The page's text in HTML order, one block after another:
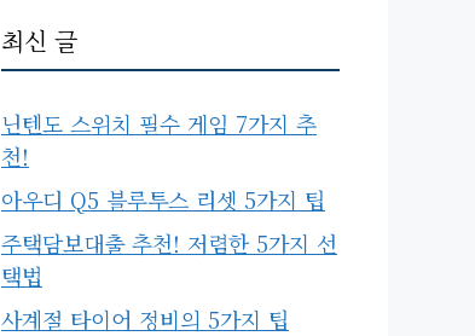
최신 글
닌텐도 스위치 필수 게임 7가지 추
천!
아우디 Q5 블루투스 리셋 5가지 팁
주택담보대출 추천! 저렴한 5가지 선
택법
사계절 타이어 정비의 5가지 팁